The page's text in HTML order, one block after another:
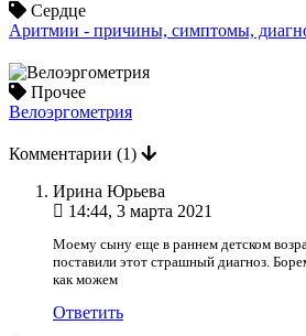
Сердце
Аритмии - причины, симптомы,
Прочее
Велоэргометрия
Комментарии (1)
Ирина Юрьева
14:44, 3 марта 2021
Моему сыну еще в раннем детском
поставили этот страшный диагноз.
как можем
Ответить